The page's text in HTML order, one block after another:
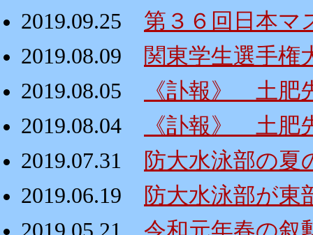
2019.09.25
第３６回日本マ
2019.08.09
関東学生選手権
2019.08.05
《訃報》 土肥
2019.08.04
《訃報》 土肥
2019.07.31
防大水泳部の夏
2019.06.19
防大水泳部が東